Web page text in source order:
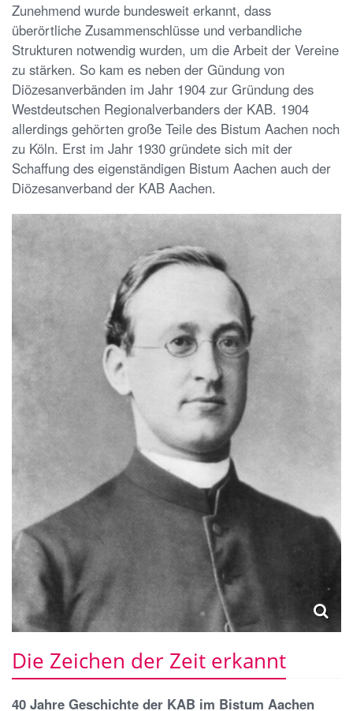
Zunehmend wurde bundesweit erkannt, dass
überörtliche Zusammenschlüsse und verbandliche
Strukturen notwendig wurden, um die Arbeit der Vereine
zu stärken. So kam es neben der Gündung von
Diözesanverbänden im Jahr 1904 zur Gründung des
Westdeutschen Regionalverbanders der KAB. 1904
allerdings gehörten große Teile des Bistum Aachen noch
zu Köln. Erst im Jahr 1930 gründete sich mit der
Schaffung des eigenständigen Bistum Aachen auch der
Diözesanverband der KAB Aachen.
Die Zeichen der Zeit erkannt
40 Jahre Geschichte der KAB im Bistum Aachen